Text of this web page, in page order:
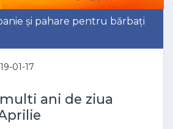
și pahare pentru bărbați
01-17
ani de ziua